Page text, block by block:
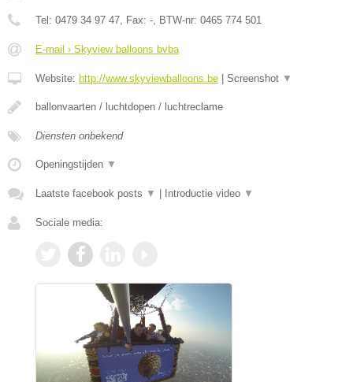
Tel: 0479 34 97 47 , Fax: - , BTW-nr: 0465 774 501
E-mail › Skyview balloons bvba
Website: http://www.skyviewballoons.be | Screenshot ▼
ballonvaarten / luchtdopen / luchtreclame
Diensten onbekend
Openingstijden ▼
Laatste facebook posts ▼ | Introductie video ▼
Sociale media: